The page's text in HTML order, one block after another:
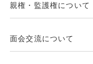
親権・監護権について
面会交流について